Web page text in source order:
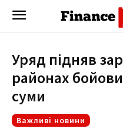
Уряд підняв
районах
суми
Важливі новини